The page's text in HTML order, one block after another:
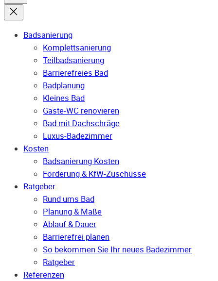
Badsanierung
Komplettsanierung
Teilbadsanierung
Barrierefreies Bad
Badplanung
Kleines Bad
Gäste-WC renovieren
Bad mit Dachschräge
Luxus-Badezimmer
Kosten
Badsanierung Kosten
Förderung & KfW-Zuschüsse
Ratgeber
Rund ums Bad
Planung & Maße
Ablauf & Dauer
Barrierefrei planen
So bekommen Sie Ihr neues Badezimmer
Ratgeber
Referenzen